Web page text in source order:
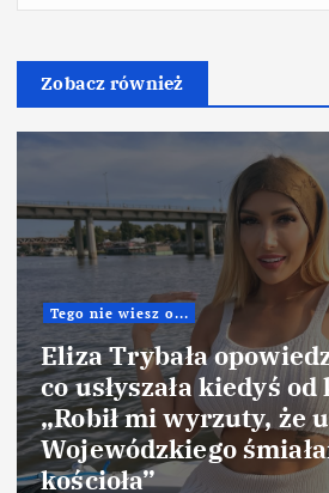
Zobacz również
Tego nie wiesz o...
Eliza Trybała
co usłyszała kiedyś
„Robił mi wyrzuty, że
Wojewódzkiego
kościoła”